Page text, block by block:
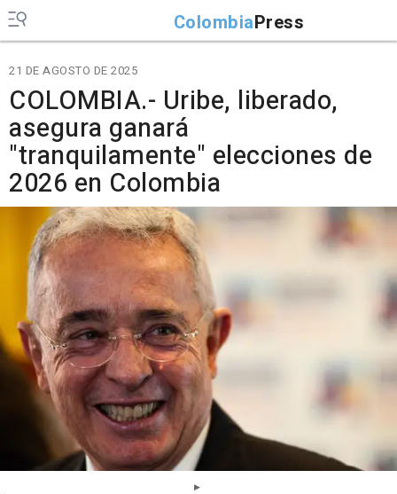
ColombiaPress
21 DE AGOSTO DE 2025
COLOMBIA.- Uribe, liberado,
asegura ganará
"tranquilamente" elecciones de
2026 en Colombia